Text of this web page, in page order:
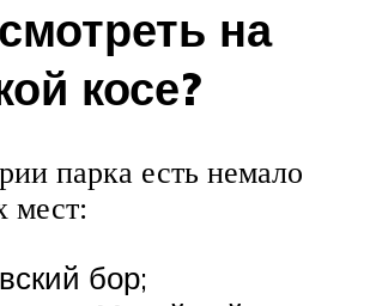
на
косе?
парка есть немало
мест:
бор;